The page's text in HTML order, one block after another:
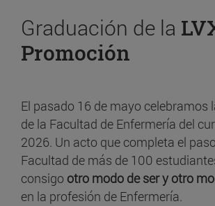
Graduación de la
Promoción
El pasado 16 de mayo celebramos
de la Facultad de Enfermería del
2026. Un acto que completa el
Facultad de más de 100
consigo otro modo de ser y otro
en la profesión de Enfermería.